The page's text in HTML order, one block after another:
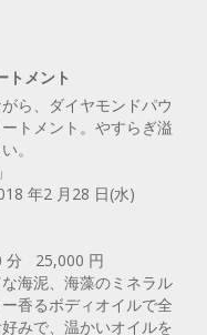
トメント
ら、ダイヤモンドパウ
トメント。やすらぎ溢
。
年2 月28 日(水)
分 25,000 円
海泥、海藻のミネラル
香るボディオイルで全
みで、温かいオイルを